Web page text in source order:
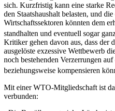
Allerdings bringt eine
sich. Kurzfristig kann eine starke
den Staatshaushalt belasten, und
Wirtschaftssektoren könn­ten dem
standhalten und eventuell sogar
Kritiker gehen davon aus, dass der
ausgelöste exzessive Wettbewerb
noch bestehenden Verzerrungen auf
Mit einer WTO-Mitgliedschaft ist